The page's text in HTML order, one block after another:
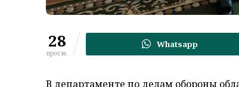
28
просм.
Whatsapp
В департаменте по делам обороны